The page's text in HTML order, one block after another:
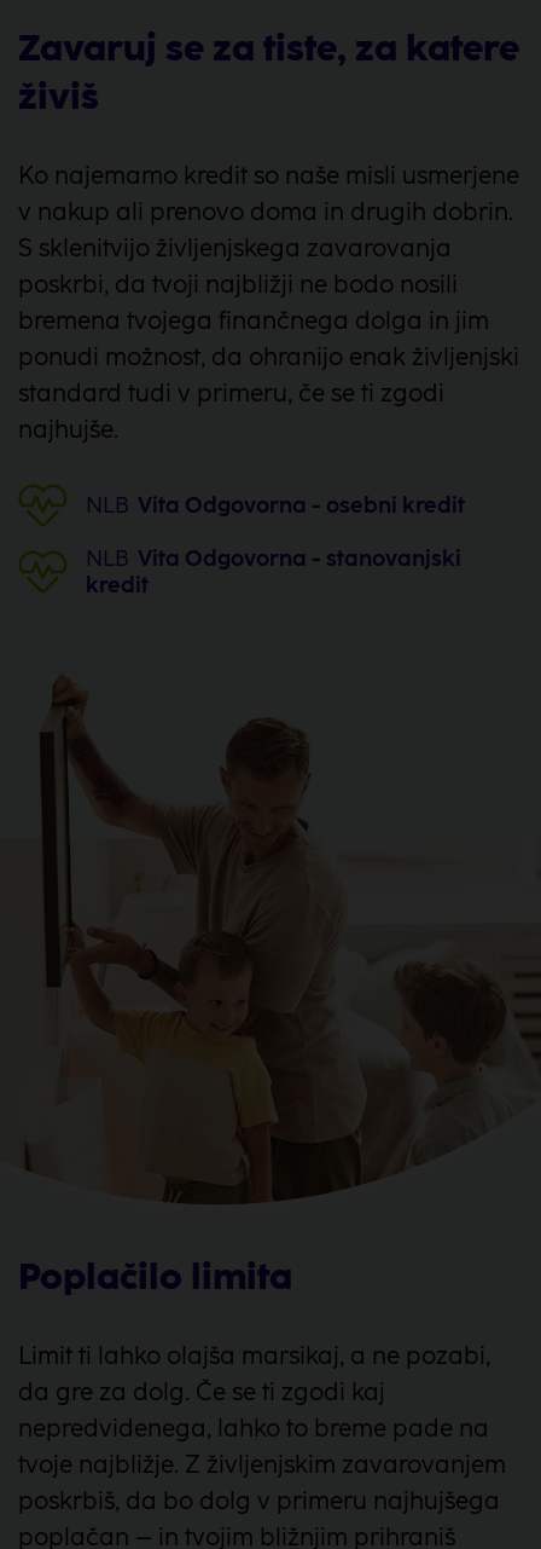
Zavaruj se za tiste, za katere
živiš
Ko najemamo kredit so naše misli usmerjene
v nakup ali prenovo doma in drugih dobrin.
S sklenitvijo življenjskega zavarovanja
poskrbi, da tvoji najbližji ne bodo nosili
bremena tvojega finančnega dolga in jim
ponudi možnost, da ohranijo enak življenjski
standard tudi v primeru, če se ti zgodi
najhujše.
NLB Vita Odgovorna - osebni kredit
NLB Vita Odgovorna - stanovanjski
kredit
Poplačilo limita
Limit ti lahko olajša marsikaj, a ne pozabi,
da gre za dolg. Če se ti zgodi kaj
nepredvidenega, lahko to breme pade na
tvoje najbližje. Z življenjskim zavarovanjem
poskrbiš, da bo dolg v primeru najhujšega
poplačan – in tvojim bližnjim prihraniš